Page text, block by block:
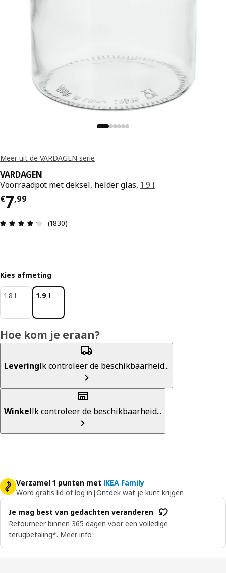
Meer uit de VARDAGEN serie
VARDAGEN
Voorraadpot met deksel, helder glas, 1.9 l
€7,99
€ 7,99
Beoordeling: 4.2 van 5 sterren. Totaal
(1830)
Kies afmeting
1.8 l 1.9 l
Hoe kom je eraan?
LeveringIk controleer de beschikbaarheid...
WinkelIk controleer de beschikbaarheid...
Verzamel 1 punten met IKEA Family
Word gratis lid of log in |Ontdek wat je kunt krijgen
Je mag best van gedachten veranderen
Retourneer binnen 365 dagen voor een volledige
terugbetaling*. Meer info